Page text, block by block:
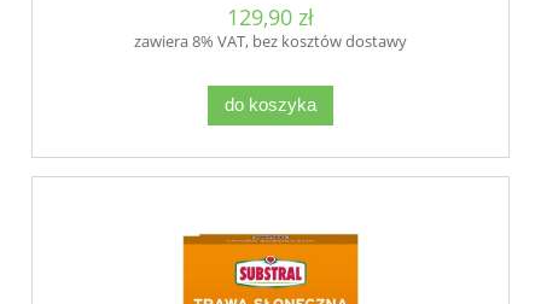
129,90 zł
zawiera 8% VAT, bez kosztów dostawy
do koszyka